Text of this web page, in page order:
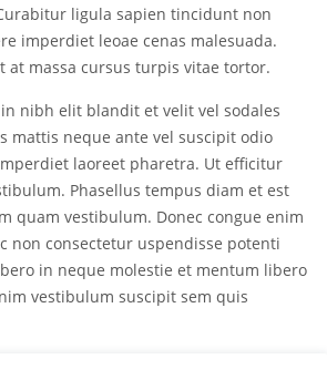
ligula sapien tincidunt non
imperdiet leoae cenas malesuada.
at massa cursus turpis vitae tortor.
nibh elit blandit et velit vel sodales
mattis neque ante vel suscipit odio
laoreet pharetra. Ut efficitur
Phasellus tempus diam et est
quam vestibulum. Donec congue enim
non consectetur uspendisse potenti
in neque molestie et mentum libero
vestibulum suscipit sem quis